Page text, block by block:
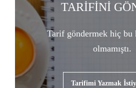
TARİFİNİ
Tarif göndermek hiç bu
olmamıştı.
Tarifimi Yazmak